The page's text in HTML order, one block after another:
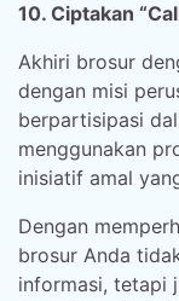
10. Ciptakan
Akhiri brosur
dengan misi
berpartisipasi
menggunakan
inisiatif amal
Dengan
brosur Anda
informasi, tetapi